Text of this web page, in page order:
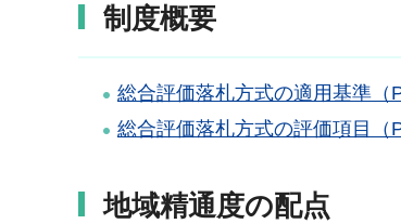
制度概要
総合評価落札方式の適用基準（
総合評価落札方式の評価項目（
地域精通度の配点